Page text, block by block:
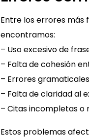
Entre los errores más
encontramos:
– Uso excesivo de
– Falta de cohesión
– Errores
– Falta de claridad al
– Citas incompletas o
Estos problemas